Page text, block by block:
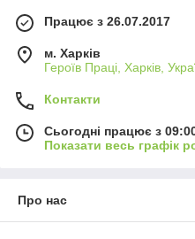
Працює з 26.07.2017
м. Харків
Героїв Праці, Харків,
Контакти
Сьогодні працює з
Показати весь графік
Про нас